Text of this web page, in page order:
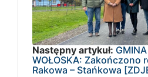
Następny artykuł:
WOŁOSKA: Zakończono
Rakowa – Stańkowa